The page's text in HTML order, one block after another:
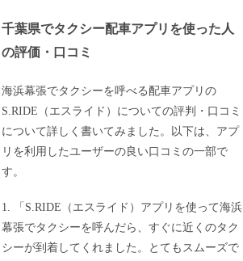
千葉県でタクシー配車アプリを使った人
の評価・口コミ
海浜幕張でタクシーを呼べる配車アプリの
S.RIDE（エスライド）についての評判・口コミ
について詳しく書いてみました。以下は、アプ
リを利用したユーザーの良い口コミの一部で
す。
1. 「S.RIDE（エスライド）アプリを使って海浜
幕張でタクシーを呼んだら、すぐに近くのタク
シーが到着してくれました。とてもスムーズで